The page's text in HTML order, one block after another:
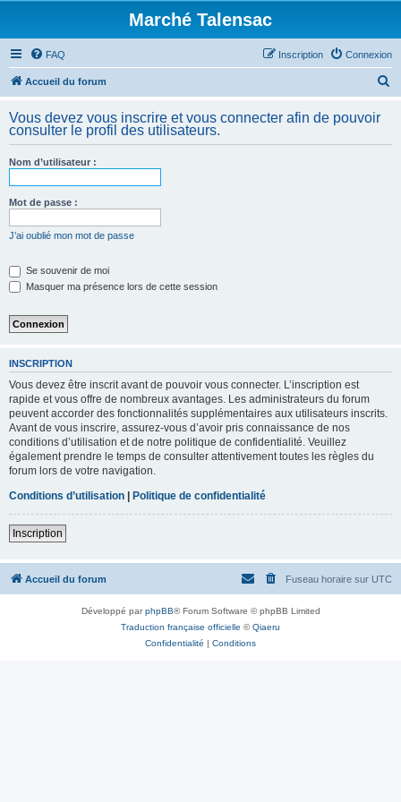
Marché Talensac
FAQ Connexion
Inscription
Accueil du forum
h
Vous devez vous inscrire et vous connecter afin de pouvoir
consulter le profil des utilisateurs.
Nom d’utilisateur :
Mot de passe :
J’ai oublié mon mot de passe
Se souvenir de moi
Masquer ma présence lors de cette session
INSCRIPTION
Vous devez être inscrit avant de pouvoir vous connecter. L’inscription est
rapide et vous offre de nombreux avantages. Les administrateurs du forum
peuvent accorder des fonctionnalités supplémentaires aux utilisateurs inscrits.
Avant de vous inscrire, assurez-vous d’avoir pris connaissance de nos
conditions d’utilisation et de notre politique de confidentialité. Veuillez
également prendre le temps de consulter attentivement toutes les règles du
forum lors de votre navigation.
Conditions d’utilisation | Politique de confidentialité
Inscription
Accueil du forum Fuseau horaire sur UTC
Développé parphpBB® Forum Software © phpBB Limited
Traduction française officielle ©Qiaeru
Confidentialité | Conditions